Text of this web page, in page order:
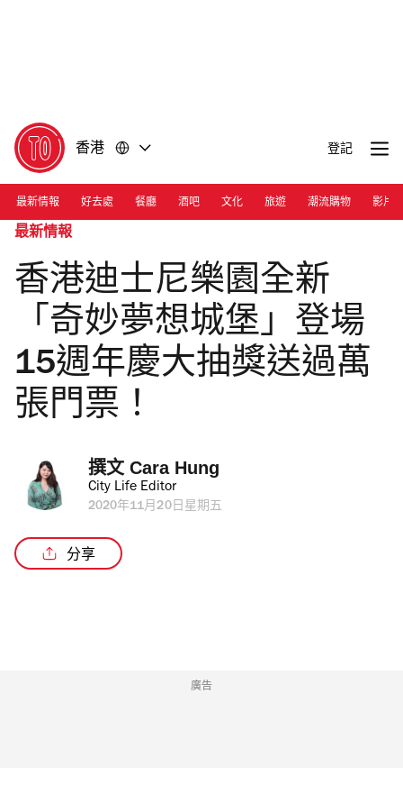
香港 登記
最新情報 好去處 餐廳 酒吧 文化 旅遊 潮流購物 影片
最新情報
香港迪士尼樂園全新
「奇妙夢想城堡」登場
15週年慶大抽獎送過萬
張門票！
撰文 Cara Hung
City Life Editor
2020年11月20日星期五
分享
廣告